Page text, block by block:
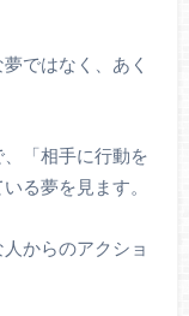
ではなく、あく
「相手に行動を
る夢を見ます。
からのアクショ